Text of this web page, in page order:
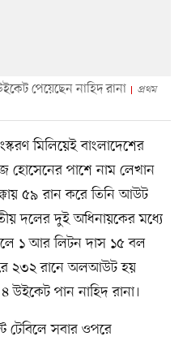
পেয়েছেন নাহিদ রানা
প্রথম
মিলিয়েই বাংলাদেশের
হোসেনের পাশে নাম লেখান
৫৯ রান করে তিনি আউট
দলের দুই অধিনায়কের মধ্যে
১ আর লিটন দাস ১৫ বল
২৩২ রানে অলআউট হয়
উইকেট পান নাহিদ রানা।
টেবিলে সবার ওপরে